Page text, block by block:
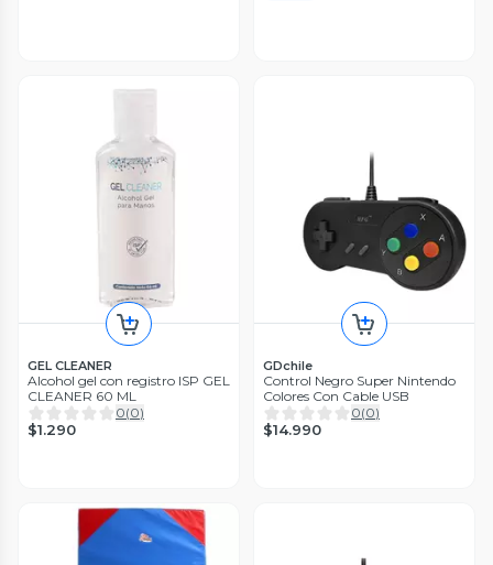
GEL CLEANER
Alcohol gel con registro ISP GEL
CLEANER 60 ML
0(0)
$1.290
GDchile
Control Negro Super Nintendo
Colores Con Cable USB
0(0)
$14.990